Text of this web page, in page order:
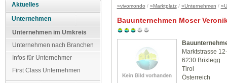
Aktuelles
Unternehmen
Unternehmen im Umkreis
Unternehmen nach Branchen
Infos für Unternehmer
First Class Unternehmen
»vivomondo / »Marktplatz/ »Unternehmen /
Bauunternehmen Moser
Marktstrasse
6230 Brixlegg
Tirol
Österreich